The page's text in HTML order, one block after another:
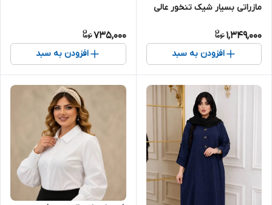
مازراتی بسیار شیک تنخور عالی
1,349,000
افزودن به سبد
735,000
افزودن به سبد